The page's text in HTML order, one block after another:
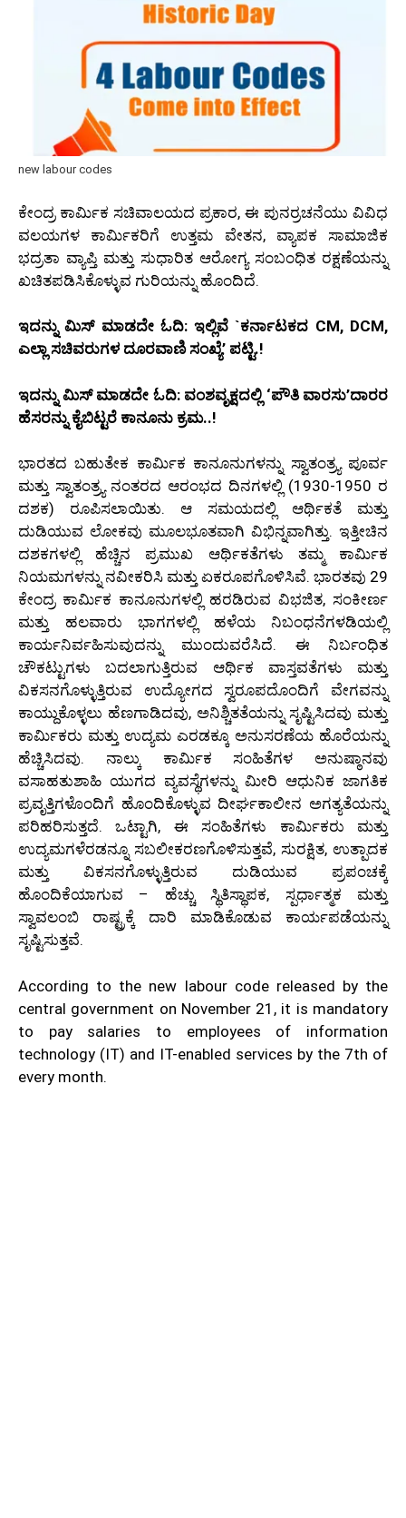
new labour codes
ಕೇಂದ್ರ ಕಾರ್ಮಿಕ ಸಚಿವಾಲಯದ ಪ್ರಕಾರ, ಈ ಪುನರ್ರಚನೆಯು ವಿವಿಧ
ವಲಯಗಳ ಕಾರ್ಮಿಕರಿಗೆ ಉತ್ತಮ ವೇತನ, ವ್ಯಾಪಕ ಸಾಮಾಜಿಕ
ಭದ್ರತಾ ವ್ಯಾಪ್ತಿ ಮತ್ತು ಸುಧಾರಿತ ಆರೋಗ್ಯ ಸಂಬಂಧಿತ ರಕ್ಷಣೆಯನ್ನು
ಖಚಿತಪಡಿಸಿಕೊಳ್ಳುವ ಗುರಿಯನ್ನು ಹೊಂದಿದೆ.
ಇದನ್ನು ಮಿಸ್ ಮಾಡದೇ ಓದಿ: ಇಲ್ಲಿವೆ `ಕರ್ನಾಟಕದ CM, DCM,
ಎಲ್ಲಾ ಸಚಿವರುಗಳ ದೂರವಾಣಿ ಸಂಖ್ಯೆ’ ಪಟ್ಟಿ.!
ಇದನ್ನು ಮಿಸ್ ಮಾಡದೇ ಓದಿ: ವಂಶವೃಕ್ಷದಲ್ಲಿ ‘ಪೌತಿ ವಾರಸು’ದಾರರ
ಹೆಸರನ್ನು ಕೈಬಿಟ್ಟರೆ ಕಾನೂನು ಕ್ರಮ..!
ಭಾರತದ ಬಹುತೇಕ ಕಾರ್ಮಿಕ ಕಾನೂನುಗಳನ್ನು ಸ್ವಾತಂತ್ರ್ಯ ಪೂರ್ವ
ಮತ್ತು ಸ್ವಾತಂತ್ರ್ಯ ನಂತರದ ಆರಂಭದ ದಿನಗಳಲ್ಲಿ (1930-1950 ರ
ದಶಕ) ರೂಪಿಸಲಾಯಿತು. ಆ ಸಮಯದಲ್ಲಿ ಆರ್ಥಿಕತೆ ಮತ್ತು
ದುಡಿಯುವ ಲೋಕವು ಮೂಲಭೂತವಾಗಿ ವಿಭಿನ್ನವಾಗಿತ್ತು. ಇತ್ತೀಚಿನ
ದಶಕಗಳಲ್ಲಿ ಹೆಚ್ಚಿನ ಪ್ರಮುಖ ಆರ್ಥಿಕತೆಗಳು ತಮ್ಮ ಕಾರ್ಮಿಕ
ನಿಯಮಗಳನ್ನು ನವೀಕರಿಸಿ ಮತ್ತು ಏಕರೂಪಗೊಳಿಸಿವೆ. ಭಾರತವು 29
ಕೇಂದ್ರ ಕಾರ್ಮಿಕ ಕಾನೂನುಗಳಲ್ಲಿ ಹರಡಿರುವ ವಿಭಜಿತ, ಸಂಕೀರ್ಣ
ಮತ್ತು ಹಲವಾರು ಭಾಗಗಳಲ್ಲಿ ಹಳೆಯ ನಿಬಂಧನೆಗಳಡಿಯಲ್ಲಿ
ಕಾರ್ಯನಿರ್ವಹಿಸುವುದನ್ನು ಮುಂದುವರೆಸಿದೆ. ಈ ನಿರ್ಬಂಧಿತ
ಚೌಕಟ್ಟುಗಳು ಬದಲಾಗುತ್ತಿರುವ ಆರ್ಥಿಕ ವಾಸ್ತವತೆಗಳು ಮತ್ತು
ವಿಕಸನಗೊಳ್ಳುತ್ತಿರುವ ಉದ್ಯೋಗದ ಸ್ವರೂಪದೊಂದಿಗೆ ವೇಗವನ್ನು
ಕಾಯ್ದುಕೊಳ್ಳಲು ಹೆಣಗಾಡಿದವು, ಅನಿಶ್ಚಿತತೆಯನ್ನು ಸೃಷ್ಟಿಸಿದವು ಮತ್ತು
ಕಾರ್ಮಿಕರು ಮತ್ತು ಉದ್ಯಮ ಎರಡಕ್ಕೂ ಅನುಸರಣೆಯ ಹೊರೆಯನ್ನು
ಹೆಚ್ಚಿಸಿದವು. ನಾಲ್ಕು ಕಾರ್ಮಿಕ ಸಂಹಿತೆಗಳ ಅನುಷ್ಠಾನವು
ವಸಾಹತುಶಾಹಿ ಯುಗದ ವ್ಯವಸ್ಥೆಗಳನ್ನು ಮೀರಿ ಆಧುನಿಕ ಜಾಗತಿಕ
ಪ್ರವೃತ್ತಿಗಳೊಂದಿಗೆ ಹೊಂದಿಕೊಳ್ಳುವ ದೀರ್ಘಕಾಲೀನ ಅಗತ್ಯತೆಯನ್ನು
ಪರಿಹರಿಸುತ್ತದೆ. ಒಟ್ಟಾಗಿ, ಈ ಸಂಹಿತೆಗಳು ಕಾರ್ಮಿಕರು ಮತ್ತು
ಉದ್ಯಮಗಳೆರಡನ್ನೂ ಸಬಲೀಕರಣಗೊಳಿಸುತ್ತವೆ, ಸುರಕ್ಷಿತ, ಉತ್ಪಾದಕ
ಮತ್ತು ವಿಕಸನಗೊಳ್ಳುತ್ತಿರುವ ದುಡಿಯುವ ಪ್ರಪಂಚಕ್ಕೆ
ಹೊಂದಿಕೆಯಾಗುವ – ಹೆಚ್ಚು ಸ್ಥಿತಿಸ್ಥಾಪಕ, ಸ್ಪರ್ಧಾತ್ಮಕ ಮತ್ತು
ಸ್ವಾವಲಂಬಿ ರಾಷ್ಟ್ರಕ್ಕೆ ದಾರಿ ಮಾಡಿಕೊಡುವ ಕಾರ್ಯಪಡೆಯನ್ನು
ಸೃಷ್ಟಿಸುತ್ತವೆ.
According to the new labour code released by the
central government on November 21, it is mandatory
to pay salaries to employees of information
technology (IT) and IT-enabled services by the 7th of
every month.